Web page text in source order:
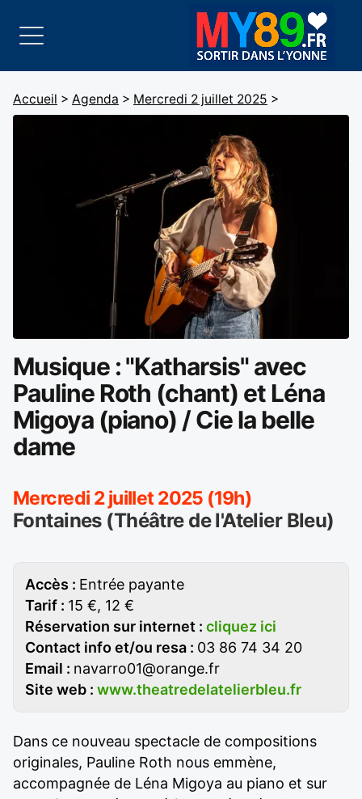
Accueil > Agenda > Mercredi 2 juillet 2025 >
Musique : "Katharsis" avec
Pauline Roth (chant) et Léna
Migoya (piano) / Cie la belle
dame
Mercredi 2 juillet 2025 (19h)
Fontaines (Théâtre de l'Atelier Bleu)
Accès : Entrée payante
Tarif : 15 €, 12 €
Réservation sur internet : cliquez ici
Contact info et/ou resa : 03 86 74 34 20
Email : navarro01@orange.fr
Site web : www.theatredelatelierbleu.fr
Dans ce nouveau spectacle de compositions
originales, Pauline Roth nous emmène,
accompagnée de Léna Migoya au piano et sur